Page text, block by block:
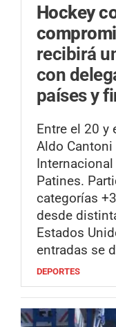
Hockey
recibirá
con
países y
Entre el 20 y
Aldo Cantoni
Patines.
categorías
desde
Estados
entradas se
DEPORTES